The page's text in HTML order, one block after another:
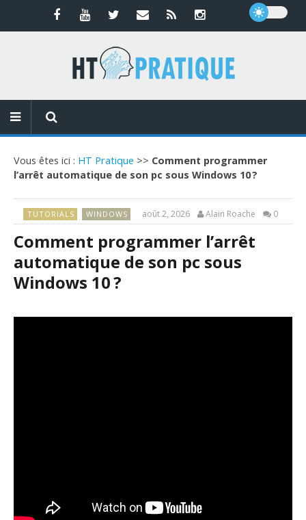
Vous êtes ici : HT Pratique >> Comment programmer
l’arrêt automatique de son pc sous Windows 10 ?
TUTORIALS WINDOWS août 2, 2026 Alain Roache 0
Comment programmer l’arrêt
automatique de son pc sous
Windows 10 ?